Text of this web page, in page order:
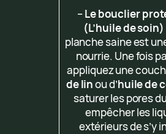
–Le bouclier
(L’huile de soin)
planche saine est
nourrie. Une fois
appliquez une
de linou d’huile de
saturer les pores
empêcher les
extérieurs de s’y